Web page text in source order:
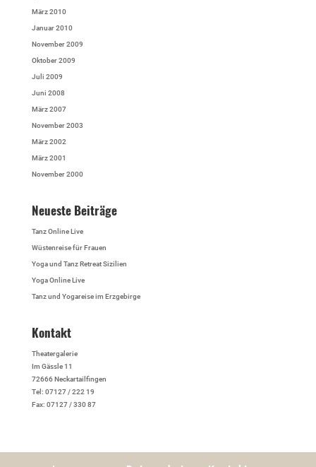
März 2010
Januar 2010
November 2009
Oktober 2009
Juli 2009
Juni 2008
März 2007
November 2003
März 2002
März 2001
November 2000
Neueste Beiträge
Tanz Online Live
Wüstenreise für Frauen
Yoga und Tanz Retreat Sizilien
Yoga Online Live
Tanz und Yogareise im Erzgebirge
Kontakt
Theatergalerie
Im Gässle 11
72666 Neckartailfingen
Tel: 07127 / 222 19
Fax: 07127 / 330 87